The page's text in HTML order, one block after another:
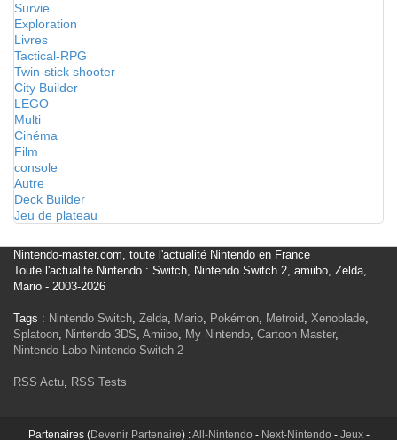
Survie
Exploration
Livres
Tactical-RPG
Twin-stick shooter
City Builder
LEGO
Multi
Cinéma
Film
console
Autre
Deck Builder
Jeu de plateau
Nintendo-master.com, toute l'actualité Nintendo en France
Toute l'actualité Nintendo : Switch, Nintendo Switch 2, amiibo, Zelda,
Mario - 2003-2026
Tags : Nintendo Switch, Zelda, Mario, Pokémon, Metroid, Xenoblade,
Splatoon, Nintendo 3DS, Amiibo, My Nintendo, Cartoon Master,
Nintendo Labo Nintendo Switch 2
RSS Actu, RSS Tests
Partenaires (Devenir Partenaire) :All-Nintendo - Next-Nintendo - Jeux-